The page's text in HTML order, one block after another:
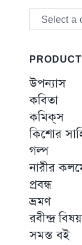
উপন্যাস
কবিতা
কমিক্‌স
কিশোর
গল্প
নারীর
প্রবন্ধ
ভ্রমণ
রবীন্দ্র
সমস্ত বই